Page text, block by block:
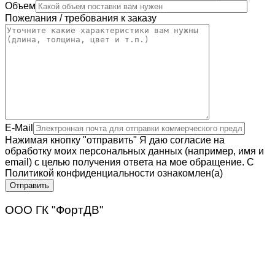
Объем
Пожелания / требования к заказу
E-Mail
Нажимая кнопку "отправить" Я даю согласие на
обработку моих персональных данных (например, имя и
email) с целью получения ответа на мое обращение. С
Политикой конфиденциальности ознакомлен(а)
Отправить
ООО ГК "ФортДВ"